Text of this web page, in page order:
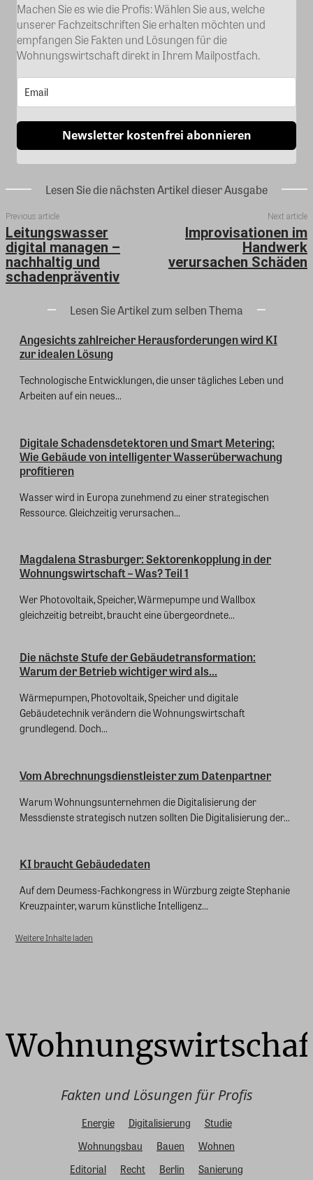
Machen Sie es wie die Profis: Wählen Sie aus, welche
unserer Fachzeitschriften Sie erhalten möchten und
empfangen Sie Fakten und Lösungen für die
Wohnungswirtschaft direkt in Ihrem Mailpostfach.
Newsletter kostenfrei abonnieren
Lesen Sie die nächsten Artikel dieser Ausgabe
Previous article
Leitungswasser
digital managen –
nachhaltig und
schadenpräventiv
Next article
Improvisationen im
Handwerk
verursachen Schäden
Lesen Sie Artikel zum selben Thema
Angesichts zahlreicher Herausforderungen wird KI
zur idealen Lösung
Technologische Entwicklungen, die unser tägliches Leben und
Arbeiten auf ein neues...
Digitale Schadensdetektoren und Smart Metering:
Wie Gebäude von intelligenter Wasserüberwachung
profitieren
Wasser wird in Europa zunehmend zu einer strategischen
Ressource. Gleichzeitig verursachen...
Magdalena Strasburger: Sektorenkopplung in der
Wohnungswirtschaft – Was? Teil 1
Wer Photovoltaik, Speicher, Wärmepumpe und Wallbox
gleichzeitig betreibt, braucht eine übergeordnete...
Die nächste Stufe der Gebäudetransformation:
Warum der Betrieb wichtiger wird als...
Wärmepumpen, Photovoltaik, Speicher und digitale
Gebäudetechnik verändern die Wohnungswirtschaft
grundlegend. Doch...
Vom Abrechnungsdienstleister zum Datenpartner
Warum Wohnungsunternehmen die Digitalisierung der
Messdienste strategisch nutzen sollten Die Digitalisierung der...
KI braucht Gebäudedaten
Auf dem Deumess-Fachkongress in Würzburg zeigte Stephanie
Kreuzpainter, warum künstliche Intelligenz...
Weitere Inhalte laden
Fakten und Lösungen für Profis
Energie Digitalisierung
Studie
Wohnungsbau
Bauen
Wohnen
Editorial
Recht Berlin Sanierung